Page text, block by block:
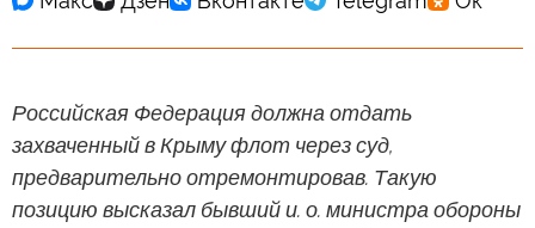
Российская Федерация должна отдать
захваченный в Крыму флот через суд,
предварительно отремонтировав. Такую
позицию высказал бывший и. о. министра обороны